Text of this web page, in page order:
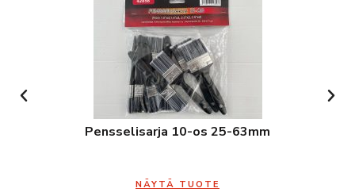
Pensselisarja 10-os 25-63mm
NÄYTÄ TUOTE